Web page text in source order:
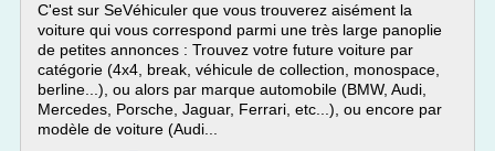
C'est sur SeVéhiculer que vous trouverez aisément la
voiture qui vous correspond parmi une très large panoplie
de petites annonces : Trouvez votre future voiture par
catégorie (4x4, break, véhicule de collection, monospace,
berline...), ou alors par marque automobile (BMW, Audi,
Mercedes, Porsche, Jaguar, Ferrari, etc...), ou encore par
modèle de voiture (Audi...